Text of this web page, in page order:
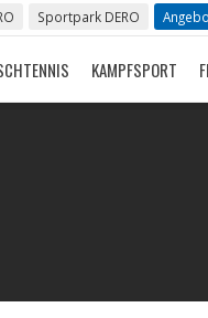
Sportpark DERO
KAMPFSPORT